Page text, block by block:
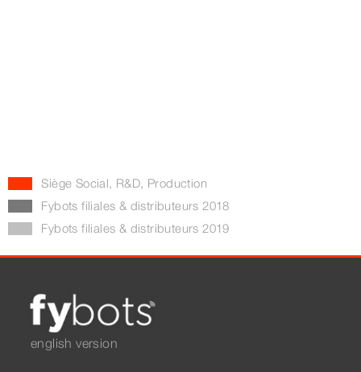
Siège Social, R&D, Production
Fybots filiales & distributeurs 2018
Fybots filiales & distributeurs 2019
english version